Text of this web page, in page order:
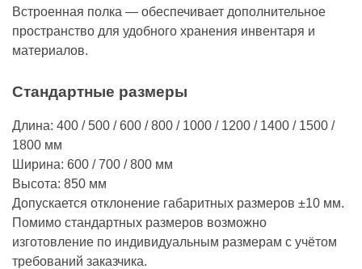
Встроенная полка — обеспечивает дополнительное
пространство для удобного хранения инвентаря и
материалов.
Стандартные размеры
Длина: 400 / 500 / 600 / 800 / 1000 / 1200 / 1400 / 1500 /
1800 мм
Ширина: 600 / 700 / 800 мм
Высота: 850 мм
Допускается отклонение габаритных размеров ±10 мм.
Помимо стандартных размеров возможно
изготовление по индивидуальным размерам с учётом
требований заказчика.